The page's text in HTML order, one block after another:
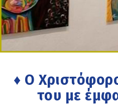
♦ Ο
του με